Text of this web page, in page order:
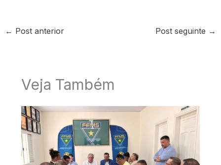
← Post anterior Post seguinte →
Veja Também